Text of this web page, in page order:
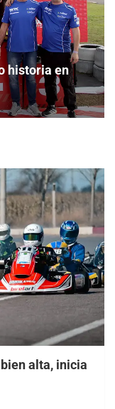
historia en
bien alta, inicia